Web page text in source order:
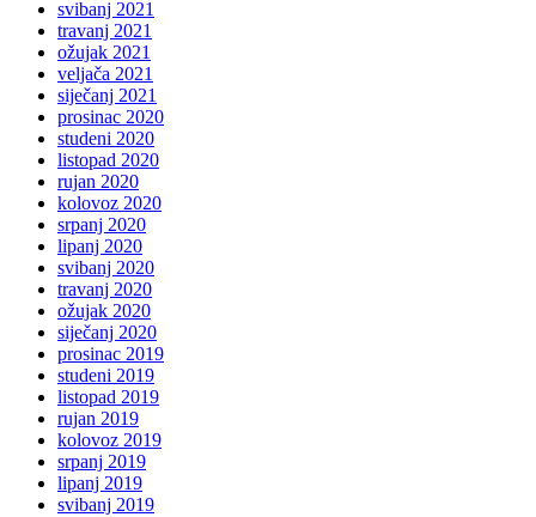
svibanj 2021
travanj 2021
ožujak 2021
veljača 2021
siječanj 2021
prosinac 2020
studeni 2020
listopad 2020
rujan 2020
kolovoz 2020
srpanj 2020
lipanj 2020
svibanj 2020
travanj 2020
ožujak 2020
siječanj 2020
prosinac 2019
studeni 2019
listopad 2019
rujan 2019
kolovoz 2019
srpanj 2019
lipanj 2019
svibanj 2019